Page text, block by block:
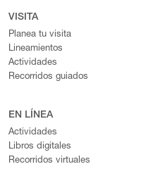
VISITA
Planea tu visita
Lineamientos
Actividades
Recorridos guiados
EN LÍNEA
Actividades
Libros digitales
Recorridos virtuales